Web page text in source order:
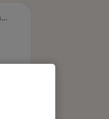
Segunda-feira